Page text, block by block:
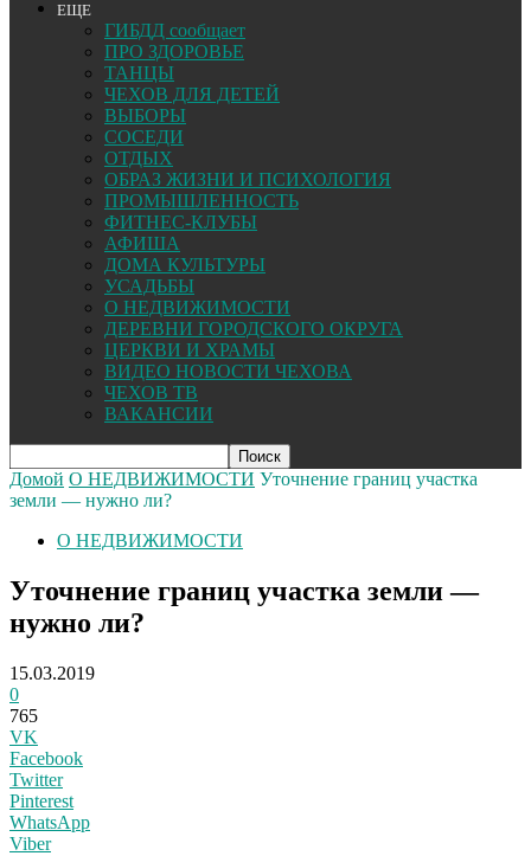
ЕЩЕ
ГИБДД сообщает
ПРО ЗДОРОВЬЕ
ТАНЦЫ
ЧЕХОВ ДЛЯ ДЕТЕЙ
ВЫБОРЫ
СОСЕДИ
ОТДЫХ
ОБРАЗ ЖИЗНИ И ПСИХОЛОГИЯ
ПРОМЫШЛЕННОСТЬ
ФИТНЕС-КЛУБЫ
АФИША
ДОМА КУЛЬТУРЫ
УСАДЬБЫ
О НЕДВИЖИМОСТИ
ДЕРЕВНИ ГОРОДСКОГО ОКРУГА
ЦЕРКВИ И ХРАМЫ
ВИДЕО НОВОСТИ ЧЕХОВА
ЧЕХОВ ТВ
ВАКАНСИИ
Домой О НЕДВИЖИМОСТИ Уточнение границ участка
земли — нужно ли?
О НЕДВИЖИМОСТИ
Уточнение границ участка земли —
нужно ли?
15.03.2019
0
765
VK
Facebook
Twitter
Pinterest
WhatsApp
Viber